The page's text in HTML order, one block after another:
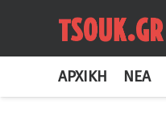
ΑΡΧΙΚΉ ΝΈΑ